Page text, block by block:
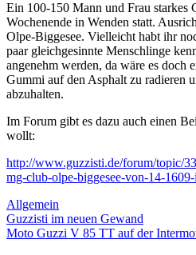
Ein 100-150 Mann und Frau starkes
Wochenende in Wenden statt.
Olpe-Biggesee. Vielleicht habt ihr
paar gleichgesinnte Menschlinge
angenehm werden, da wäre es doch
Gummi auf den Asphalt zu radieren
abzuhalten.
Im Forum gibt es dazu auch einen
wollt:
http://www.guzzisti.de/forum/topic/
mg-club-olpe-biggesee-von-14-
Allgemein
Beitragsnavigation
Vorheriger
Beitrag:
Guzzisti im neuen Gewand
Nächster
Moto Guzzi V 85 TT auf der